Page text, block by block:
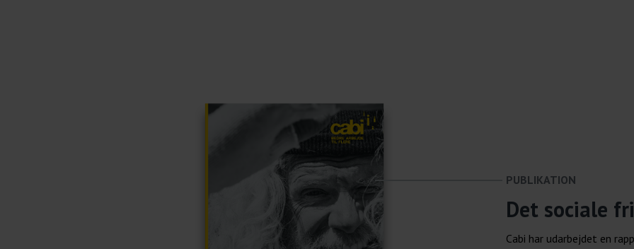
PUBLIKATION
Det sociale
Cabi har udarbejdet en